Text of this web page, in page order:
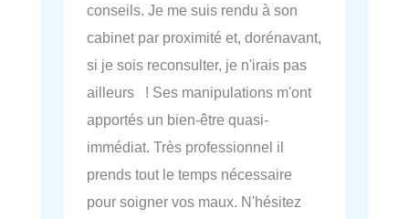
conseils. Je me suis rendu à son
cabinet par proximité et, dorénavant,
si je sois reconsulter, je n'irais pas
ailleurs ! Ses manipulations m'ont
apportés un bien-être quasi-
immédiat. Très professionnel il
prends tout le temps nécessaire
pour soigner vos maux. N'hésitez